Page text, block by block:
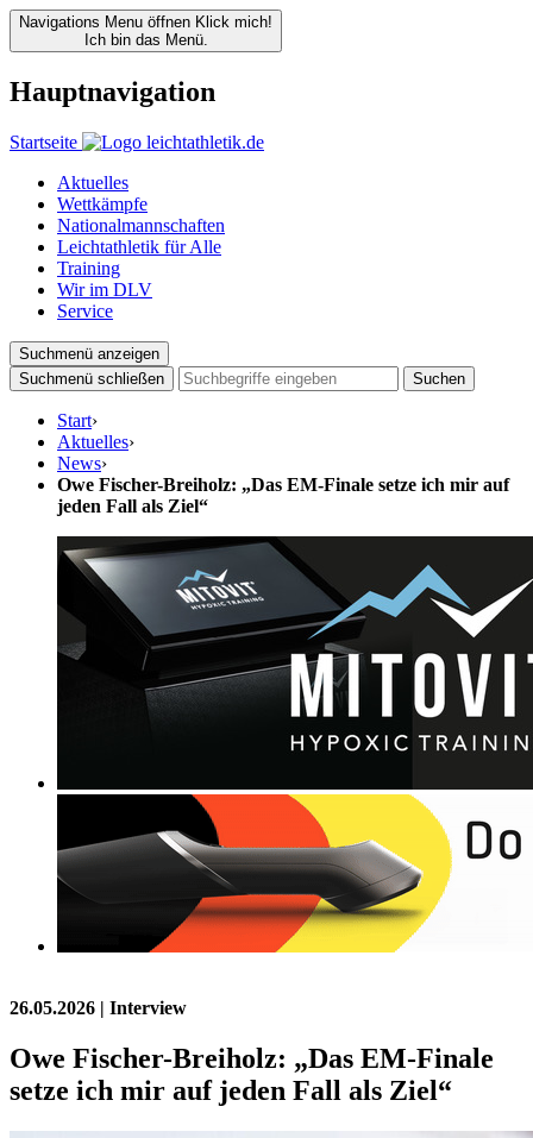
Navigations Menu öffnen Klick mich!
Ich bin das Menü.
Hauptnavigation
Startseite
Aktuelles
Wettkämpfe
Nationalmannschaften
Leichtathletik für Alle
Training
Wir im DLV
Service
Suchmenü anzeigen
Suchmenü schließen
Suchen
Start›
Aktuelles›
News›
Owe Fischer-Breiholz: „Das EM-Finale setze ich mir auf
jeden Fall als Ziel“
26.05.2026 | Interview
Owe Fischer-Breiholz: „Das EM-Finale
setze ich mir auf jeden Fall als Ziel“